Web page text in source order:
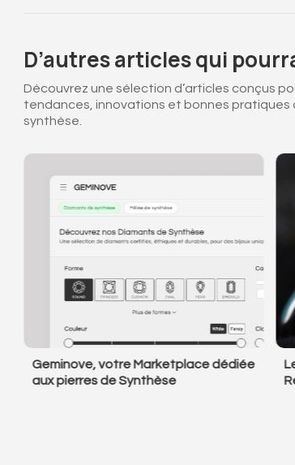
D’autres articles qui
Découvrez une sélection d’articles conçus
tendances, innovations et bonnes pratiques
synthèse.
dédiée
Les Diamants de Laboratoire
Révolutionnent la Joaillerie